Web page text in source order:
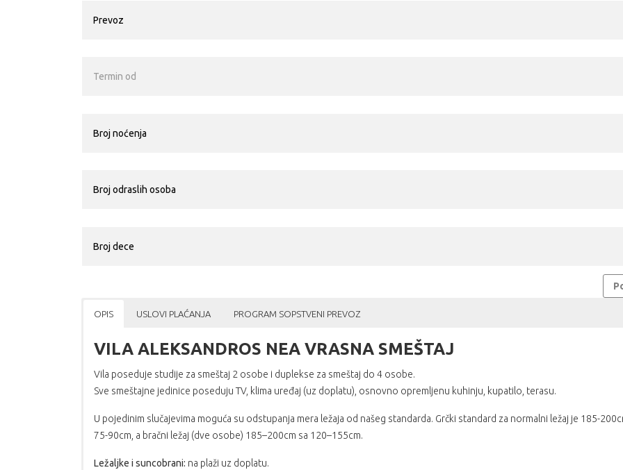
OPIS USLOVI PLAĆANJA PROGRAM SOPSTVENI PREVOZ
VILA ALEKSANDROS NEA VRASNA SMEŠTAJ
Vila poseduje studije za smeštaj 2 osobe i duplekse za smeštaj do 4 osobe.
Sve smeštajne jedinice poseduju TV, klima uređaj (uz doplatu), osnovno opremljenu kuhinju, kupatilo, terasu.
U pojedinim slučajevima moguća su odstupanja mera ležaja od našeg standarda. Grčki standard za normalni ležaj je 185-
75-90cm, a bračni ležaj (dve osobe) 185–200cm sa 120–155cm.
Ležaljke i suncobrani: na plaži uz doplatu.